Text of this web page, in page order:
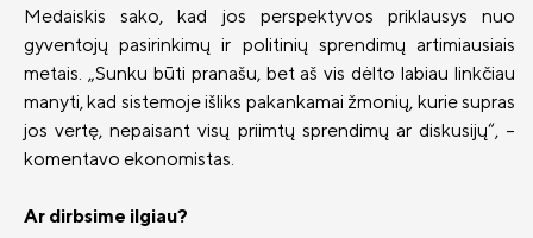
Medaiskis sako, kad jos perspektyvos priklausys nuo
gyventojų pasirinkimų ir politinių sprendimų artimiausiais
metais. „Sunku būti pranašu, bet aš vis dėlto labiau linkčiau
manyti, kad sistemoje išliks pakankamai žmonių, kurie supras
jos vertę, nepaisant visų priimtų sprendimų ar diskusijų“, –
komentavo ekonomistas.
Ar dirbsime ilgiau?